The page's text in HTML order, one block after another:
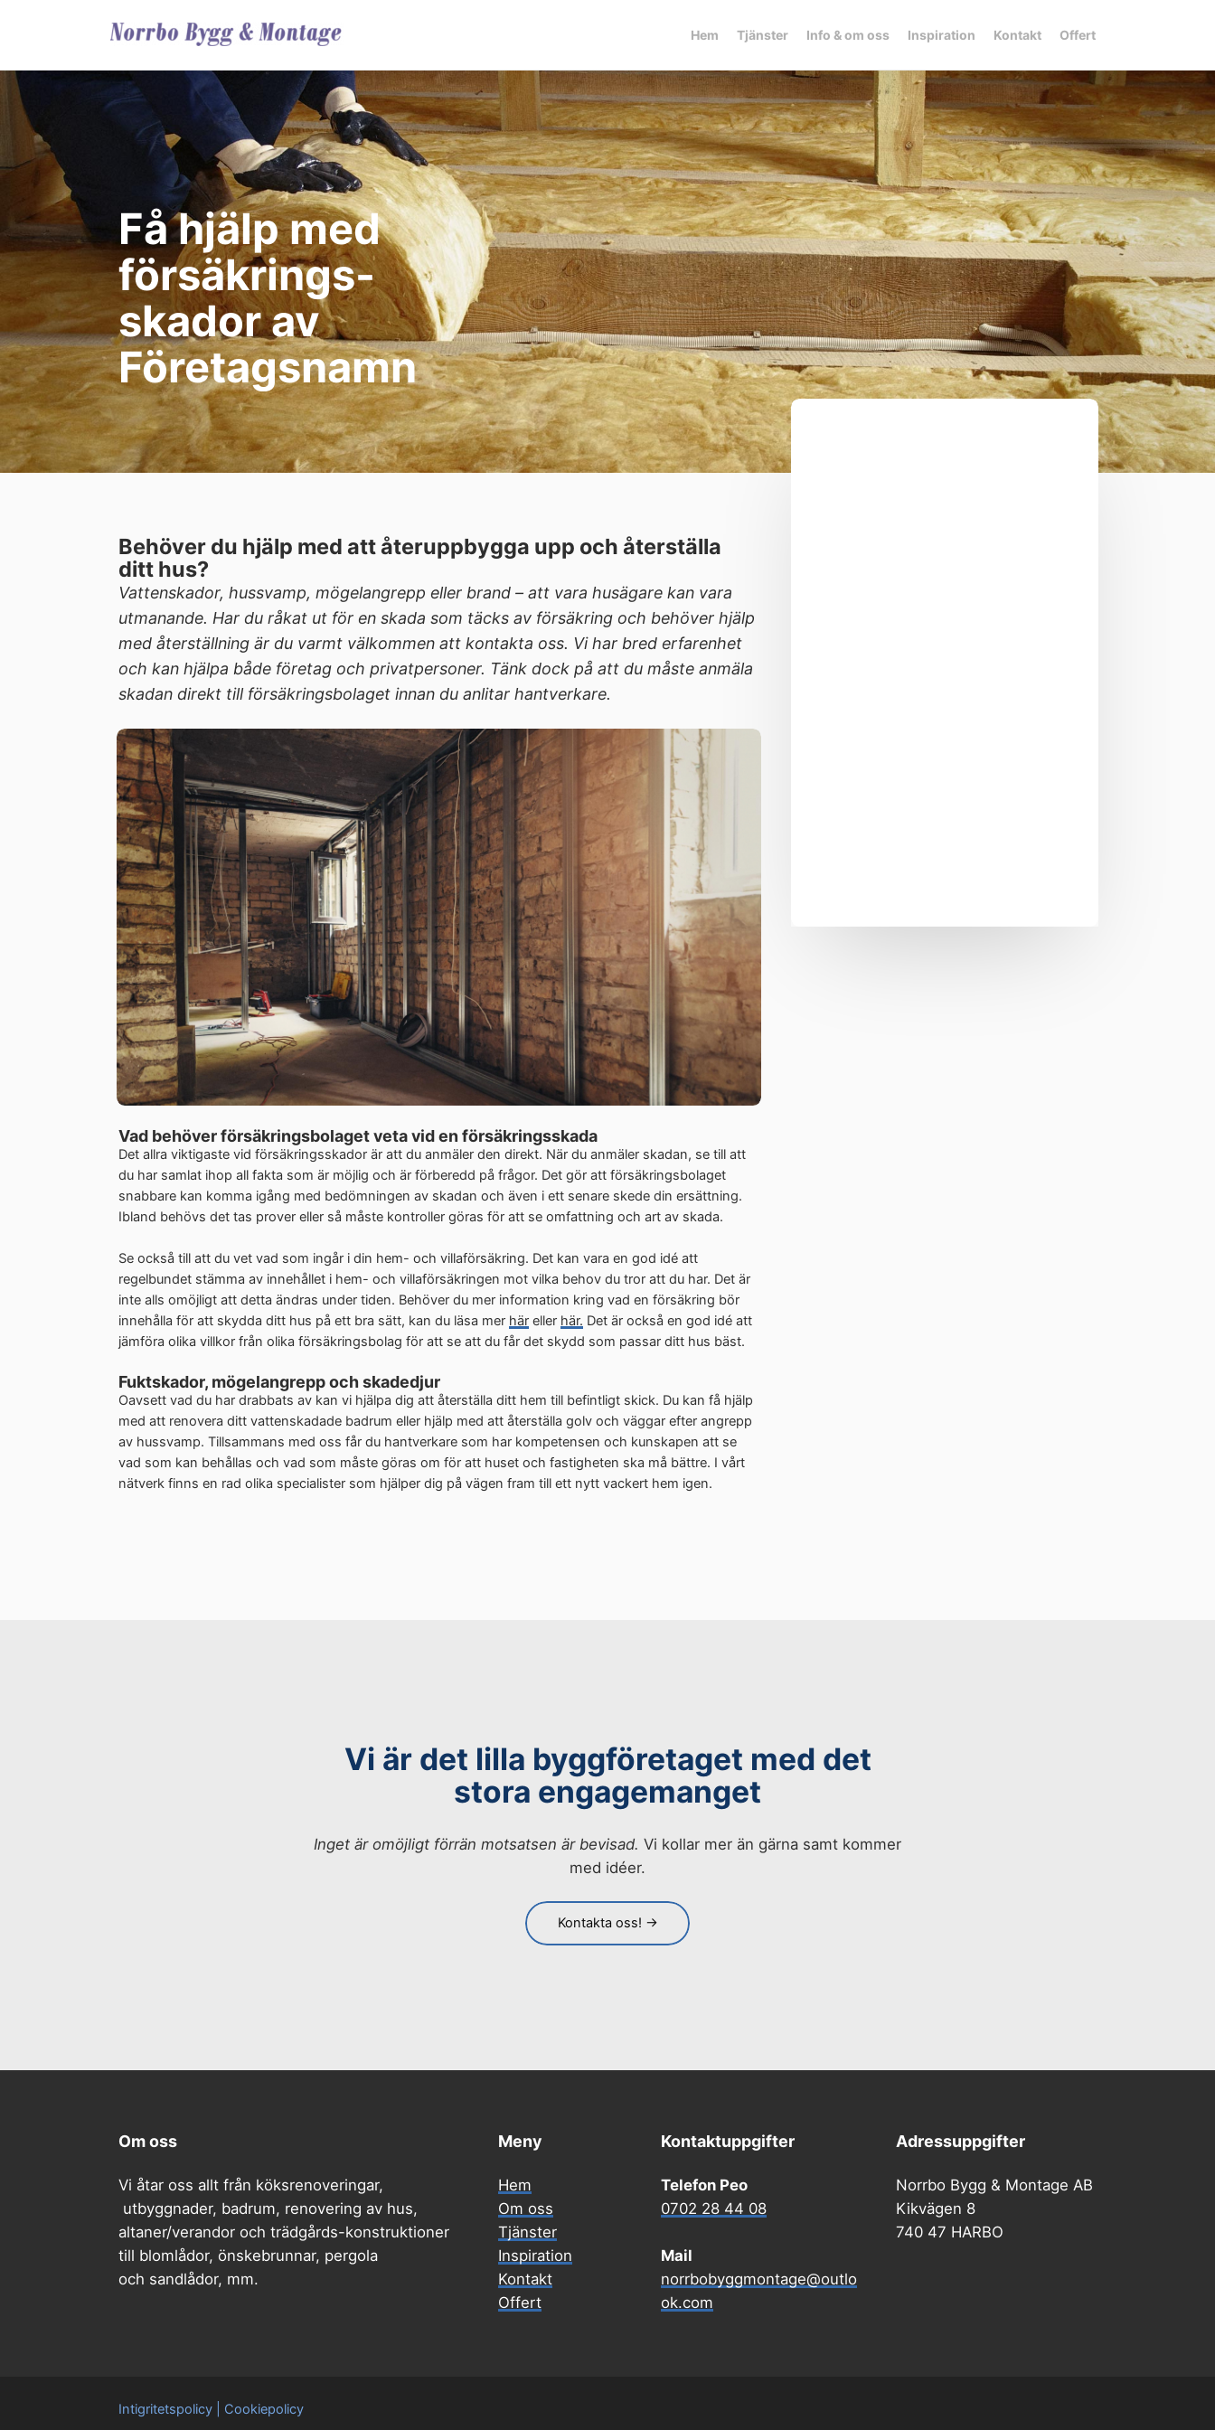
Hem Tjänster Info & om oss Inspiration Kontakt Offert
Få hjälp med
försäkrings-
skador av
Företagsnamn
Behöver du hjälp med att återuppbygga upp och återställa
ditt hus?
Vattenskador, hussvamp, mögelangrepp eller brand – att vara husägare kan vara
utmanande. Har du råkat ut för en skada som täcks av försäkring och behöver hjälp
med återställning är du varmt välkommen att kontakta oss. Vi har bred erfarenhet
och kan hjälpa både företag och privatpersoner. Tänk dock på att du måste anmäla
skadan direkt till försäkringsbolaget innan du anlitar hantverkare.
Vad behöver försäkringsbolaget veta vid en försäkringsskada
Det allra viktigaste vid försäkringsskador är att du anmäler den direkt. När du anmäler skadan, se till att
du har samlat ihop all fakta som är möjlig och är förberedd på frågor. Det gör att försäkringsbolaget
snabbare kan komma igång med bedömningen av skadan och även i ett senare skede din ersättning.
Ibland behövs det tas prover eller så måste kontroller göras för att se omfattning och art av skada.
Se också till att du vet vad som ingår i din hem- och villaförsäkring. Det kan vara en god idé att
regelbundet stämma av innehållet i hem- och villaförsäkringen mot vilka behov du tror att du har. Det är
inte alls omöjligt att detta ändras under tiden. Behöver du mer information kring vad en försäkring bör
innehålla för att skydda ditt hus på ett bra sätt, kan du läsa mer häreller här. Det är också en god idé att
jämföra olika villkor från olika försäkringsbolag för att se att du får det skydd som passar ditt hus bäst.
Fuktskador, mögelangrepp och skadedjur
Oavsett vad du har drabbats av kan vi hjälpa dig att återställa ditt hem till befintligt skick. Du kan få hjälp
med att renovera ditt vattenskadade badrum eller hjälp med att återställa golv och väggar efter angrepp
av hussvamp. Tillsammans med oss får du hantverkare som har kompetensen och kunskapen att se
vad som kan behållas och vad som måste göras om för att huset och fastigheten ska må bättre. I vårt
nätverk finns en rad olika specialister som hjälper dig på vägen fram till ett nytt vackert hem igen.
Vi är det lilla byggföretaget med det
stora engagemanget
Inget är omöjligt förrän motsatsen är bevisad. Vi kollar mer än gärna samt kommer
med idéer.
Kontakta oss! →
Om oss
Vi åtar oss allt från köksrenoveringar,
​​​​ utbyggnader, badrum, renovering av hus,
altaner/verandor och trädgårds-konstruktioner
till blomlådor, önskebrunnar, pergola
och sandlådor, mm.
Meny
Hem
Om oss
Tjänster
Inspiration
Kontakt
Offert
Kontaktuppgifter
Telefon Peo
0702 28 44 08
Mail
norrbobyggmontage@outlo
ok.com
Adressuppgifter
Norrbo Bygg & Montage AB
Kikvägen 8
740 47 HARBO
Intigritetspolicy | Cookiepolicy